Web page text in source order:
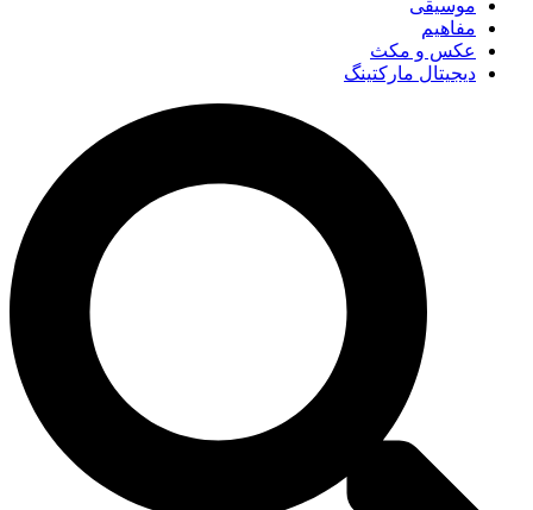
موسیقی
مفاهیم
عکس و مکث
دیجیتال مارکتینگ